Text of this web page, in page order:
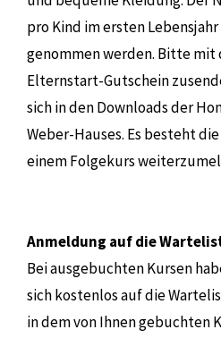
pro Kind im ersten
genommen werden. Bitte mit
Elternstart-Gutschein
sich in den Downloads der
Weber-Hauses. Es besteht
einem Folgekurs
Anmeldung auf die
Bei ausgebuchten Kursen
sich kostenlos auf die
in dem von Ihnen gebuchten